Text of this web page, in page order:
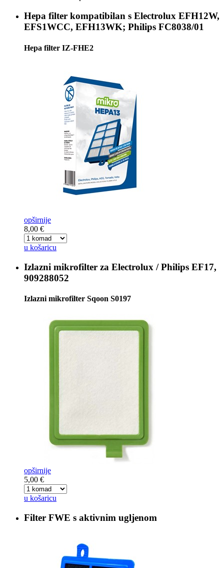
Hepa filter kompatibilan s Electrolux EFH12W,
EFS1WCC, EFH13WK; Philips FC8038/01
Hepa filter IZ-FHE2
opširnije
8,00 €
u košaricu
Izlazni mikrofilter za Electrolux / Philips EF17,
909288052
Izlazni mikrofilter Sqoon S0197
opširnije
5,00 €
u košaricu
Filter FWE s aktivnim ugljenom